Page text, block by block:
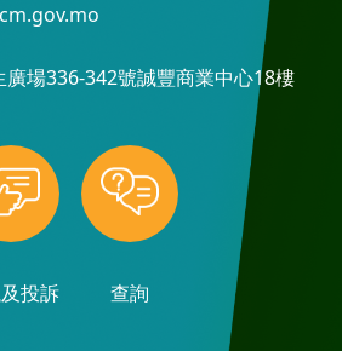
廣場336-342號誠豐商業中心18樓
投訴 查詢